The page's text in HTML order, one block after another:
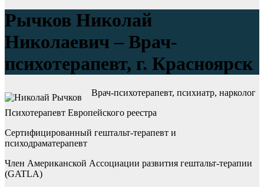
Рычков Николай
Николаевич – Врач-
психотерапевт, г. Красноярск
Врач-психотерапевт, психиатр, нарколог
Психотерапевт Европейского реестра
Сертифицированный гештальт-терапевт и
психодраматерапевт
Член Американской Ассоциации развития гештальт-терапии
(GATLA)